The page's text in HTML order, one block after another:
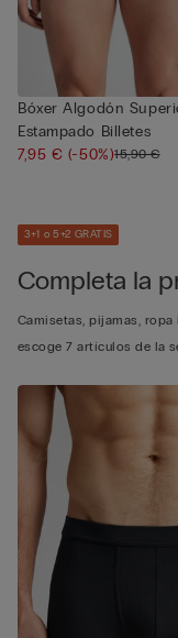
Bóxer Algodón
Estampado Billetes
7,95 € (-50%)15,90 €
3+1 o 5+2 GRATIS
Completa la
Camisetas, pijamas,
escoge 7 artículos de la